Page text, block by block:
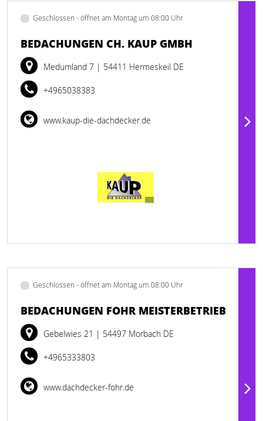
Geschlossen - öffnet am Montag um 08:00 Uhr
BEDACHUNGEN CH. KAUP GMBH
Medumland 7 | 54411 Hermeskeil DE
+4965038383
www.kaup-die-dachdecker.de
Geschlossen - öffnet am Montag um 08:00 Uhr
BEDACHUNGEN FOHR MEISTERBETRIEB
Gebelwies 21 | 54497 Morbach DE
+4965333803
www.dachdecker-fohr.de